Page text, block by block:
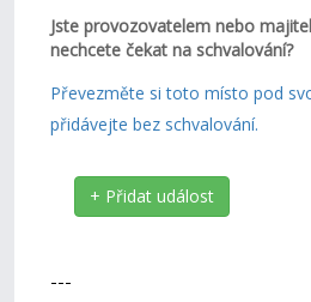
Jste provozovatelem nebo
nechcete čekat na schvalování?
Převezměte si toto místo pod
přidávejte bez schvalování.
+ Přidat událost
---